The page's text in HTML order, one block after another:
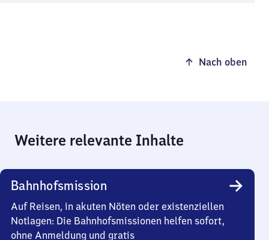
Nach oben
Weitere relevante Inhalte
Bahnhofsmission
Auf Reisen, in akuten Nöten oder existenziellen
Notlagen: Die Bahnhofsmissionen helfen sofort,
ohne Anmeldung und gratis